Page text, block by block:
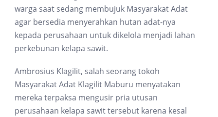
warga saat sedang membujuk Masyarakat Adat
agar bersedia menyerahkan hutan adat-nya
kepada perusahaan untuk dikelola menjadi lahan
perkebunan kelapa sawit.
Ambrosius Klagilit, salah seorang tokoh
Masyarakat Adat Klagilit Maburu menyatakan
mereka terpaksa mengusir pria utusan
perusahaan kelapa sawit tersebut karena kesal